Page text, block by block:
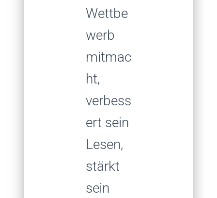
Wettbe
werb
mitmac
ht,
verbess
ert sein
Lesen,
stärkt
sein